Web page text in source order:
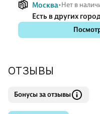
Москва Нет в
Есть в других
ОТЗЫВЫ
Бонусы за отзывы